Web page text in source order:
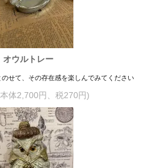
オウルトレー
せて、その存在感を楽しんでみてください
体2,700円、税270円)